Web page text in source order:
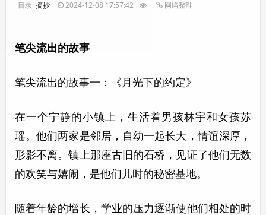
目录: 摘抄 2024-12-08 17:57:42 网络整理
笔尖流出的故事
笔尖流出的故事一：《月光下的约定》
在一个宁静的小镇上，生活着男孩林宇和女孩苏
瑶。他们两家是邻居，自幼一起长大，情谊深厚，
形影不离。镇上那座古旧的石桥，见证了他们无数
的欢笑与嬉闹，是他们儿时的秘密基地。
随着年龄的增长，学业的压力逐渐使他们相处的时